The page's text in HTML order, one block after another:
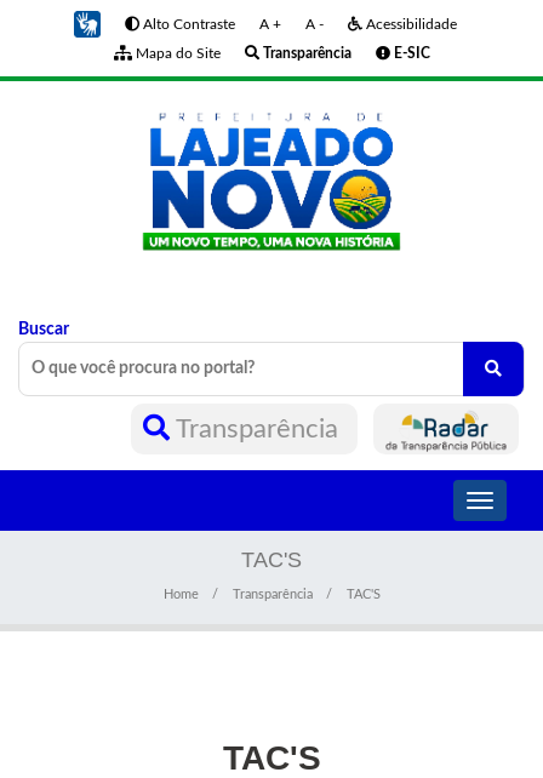
Alto Contraste A + A -
Acessibilidade
Mapa do Site
Transparência E-SIC
Buscar
Transparência
Toggle
TAC'S
Home Transparência TAC'S
TAC'S